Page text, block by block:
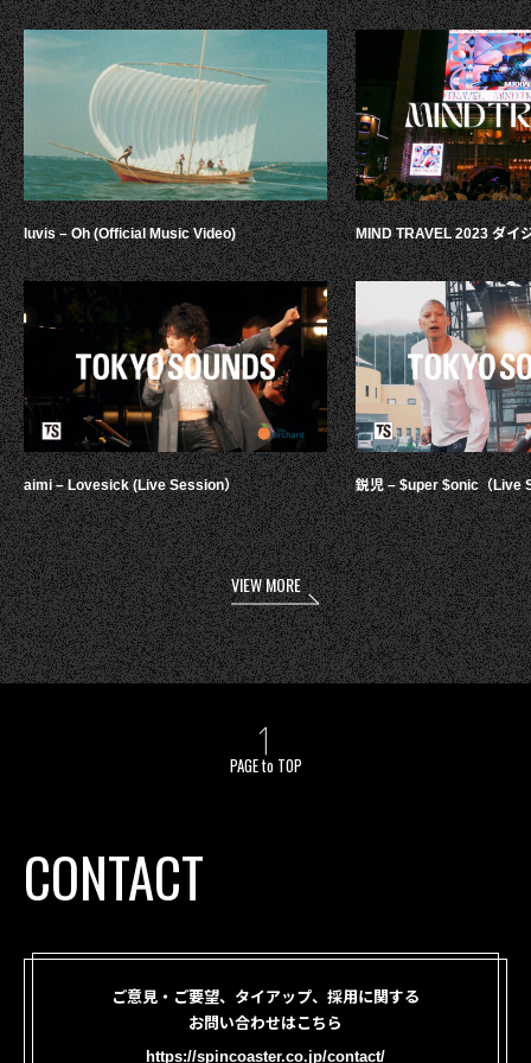
luvis – Oh (Official Music Video)
aimi – Lovesick (Live Session）
MIND TRAVEL 2023 ダイ
鋭児 – $uper $onic（Live
VIEW MORE
PAGE to TOP
CONTACT
ご意見・ご要望、タイアップ、採用に関する
お問い合わせはこちら
https://spincoaster.co.jp/contact/